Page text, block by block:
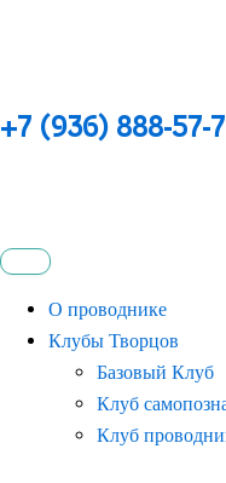
+7 (936) 888-57-
О проводнике
Клубы Творцов
Базовый Клуб
Клуб
Клуб